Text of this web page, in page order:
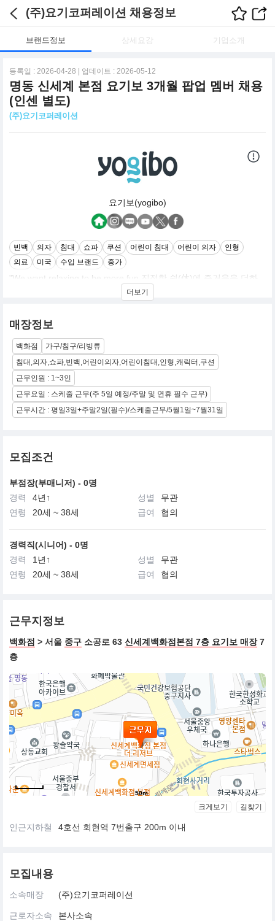
(주)요기코퍼레이션 채용정보
브랜드정보 상세요강 기업소개
등록일 : 2026-04-28 | 업데이트 : 2026-05-12
명동 신세계 본점 요기보 3개월 팝업 멤버 채용
(인센 별도)
(주)요기코퍼레이션
요기보(yogibo)
빈백 의자 침대 쇼파 쿠션 어린이 침대 어린이 의자
인형
의료
미국 수입 브랜드 중가
"We want relaxing to be more fun 진정한 쉼(休)에 즐거움을 더하
요기보는 내 몸에 꼭 맞는 편안함을 선물합니다. 내 몸에 꼭 맞는 편
안함이란 우리가 사용하는 제품에 우리 몸을 억지로 적응시키는 것
이 아니라, 우리 고유의 움직임과 모양에 따라 요기보 제품들이 우리
체형에 따라 자연스럽게 맞춰지는 것을 의미합니다. 요기보의 편안
함을 경험하는 순간 몸과 마음이 진정한 쉼을 얻으며 스트레스와 긴
장이 완화되는 것을 느낄 수 있습니다. 요기보는 가구가 아닙니다.
행복의 시작 입니다.
▶ Why Yogibo
▶ Discover the Feel
이 아닙니다. 따분하고 진부할 수 있는 우리 일상에 힐링, 릴렉스, 즐
거움의 가치를 더한다는 것입니다. 전세계인들의 쉼과 힐링을 책임
지는 요기보와 함께 행복한 라이프스타일을 경험해보세요.
우리 지역 사회 내 소외된 계층을 직접 찾아가고 이들에 대한 사회적
인식을 넓히는 Awesome People 캠페인을 매년 진행합니다. 더 많
은 사람들이 마땅히 누려야 할 행복을 누릴 수 있는 멋진 세상을 만
들기 위해 오늘도 최선을 다합니다.
더보기
매장정보
백화점
가구/침구/리빙류
침대,의자,쇼파,빈백,어린이의자,어린이침대,인형,캐릭터,쿠션
근무인원 : 1~3인
근무요일 : 스케줄 근무(주 5일 예정/주말 및 연휴 필수 근무)
근무시간 : 평일3일+주말2일(필수)/스케줄근무/5월1일~7월31일
모집조건
부점장(부매니저) - 0명
경력
4년↑ 성별
무관
연령
20세 ~ 38세 급여 협의
경력직(시니어) - 0명
경력
1년↑ 성별
무관
연령
20세 ~ 38세 급여 협의
근무지정보
백화점 > 서울 중구 소공로 63 신세계백화점본점 7층 요기보 매장7
층
50m
크게보기 길찾기
인근지하철 4호선 회현역 7번출구 200m 이내
모집내용
소속매장 (주)요기코퍼레이션
근로자소속 본사소속